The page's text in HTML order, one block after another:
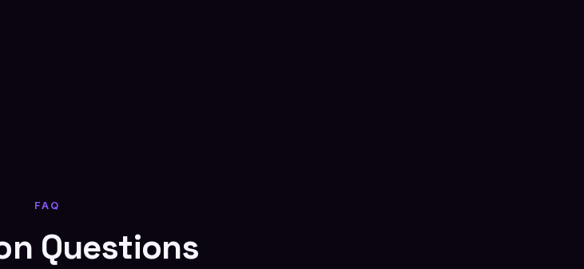
FAQ
Questions